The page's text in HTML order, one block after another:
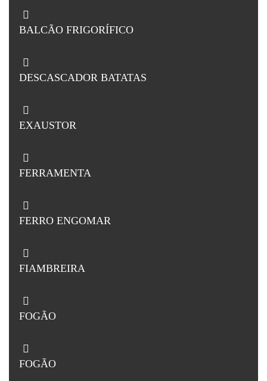
BALCÃO FRIGORÍFICO
DESCASCADOR BATATAS
EXAUSTOR
FERRAMENTA
FERRO ENGOMAR
FIAMBREIRA
FOGÃO
FOGÃO